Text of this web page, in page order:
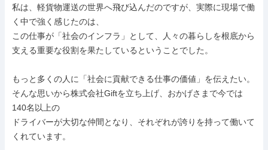
私は、軽貨物運送の世界へ飛び込んだのですが、実際に現場で働
く中で強く感じたのは、
この仕事が「社会のインフラ」として、人々の暮らしを根底から
支える重要な役割を果たしているということでした。
もっと多くの人に「社会に貢献できる仕事の価値」を伝えたい。
そんな思いから株式会社Giftを立ち上げ、おかげさまで今では
140名以上の
ドライバーが大切な仲間となり、それぞれが誇りを持って働いて
くれています。